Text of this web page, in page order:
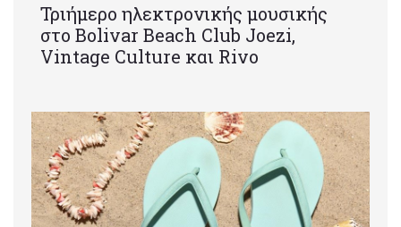
Τριήμερο ηλεκτρονικής μουσικής
στο Bolivar Beach Club Joezi,
Vintage Culture και Rivo